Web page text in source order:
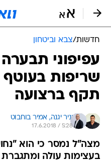
חדשות/צבא וביטחון
שריפות
תקף ברצועה
יניר יגנה, אמיר בוחבוט
17.6.2018 / 5:28
מצה"ל נמסר כי הוא
בעצימות עולה